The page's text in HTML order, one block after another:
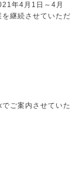
年4月1日～4月
継続させていただ
ご案内させていた